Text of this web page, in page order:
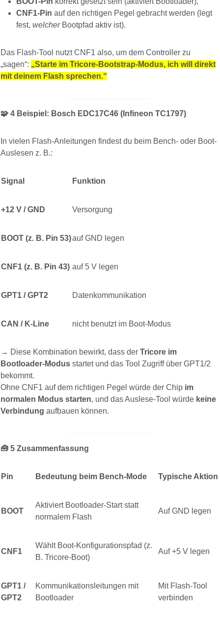
CNF1-Pin auf den richtigen Pegel gebracht werden (legt
fest, welcherBootpfad aktiv ist).
Das Flash-Tool nutzt CNF1 also, um dem Controller zu
„sagen“: „Starte im Tricore-Bootstrap-Modus, ich will direkt
mit deinem Flash sprechen.“
🧩 4️ Beispiel: Bosch EDC17C46 (Infineon TC1797)
In vielen Flash-Anleitungen findest du beim Bench- oder Boot-
Auslesen z. B.:
Signal Funktion
+12 V / GND Versorgung
BOOT (z. B. Pin 53)auf GND legen
CNF1 (z. B. Pin 43) auf 5 V legen
GPT1 / GPT2 Datenkommunikation
CAN / K-Line nicht benutzt im Boot-Modus
→ Diese Kombination bewirkt, dass der Tricore im
Bootloader-Modus startet und das Tool Zugriff über GPT1/2
bekommt.
Ohne CNF1 auf dem richtigen Pegel würde der Chip im
normalen Modus starten, und das Auslese-Tool würde keine
Verbindung aufbauen können.
🧰 5️ Zusammenfassung
Pin Bedeutung beim Bench-Mode Typische Aktion
BOOT
Aktiviert Bootloader-Start statt
normalem Flash
Auf GND legen
CNF1
Wählt Boot-Konfigurationspfad (z.
B. Tricore-Boot)
Auf +5 V legen
GPT1 /
GPT2
Kommunikationsleitungen mit
Bootloader
Mit Flash-Tool
verbinden